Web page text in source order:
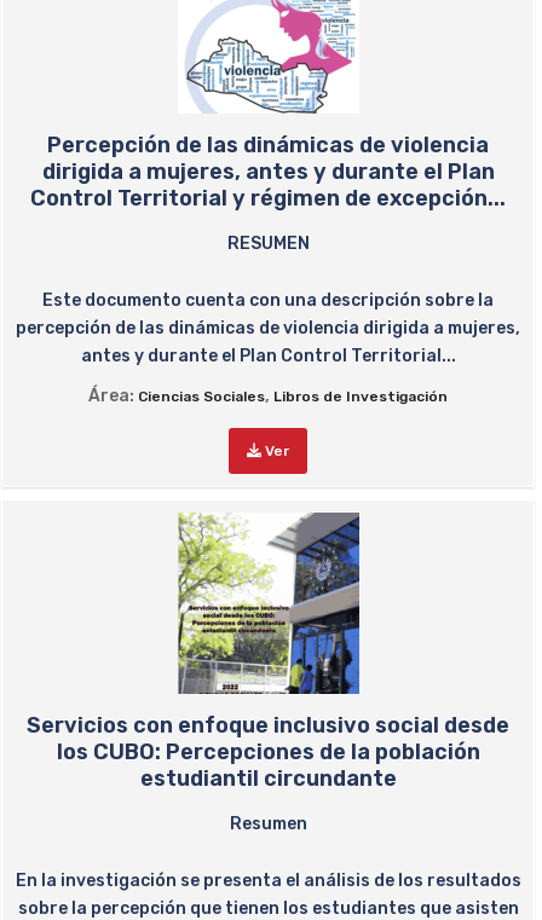
Percepción de las dinámicas de violencia
dirigida a mujeres, antes y durante el Plan
Control Territorial y régimen de excepción...
RESUMEN
Este documento cuenta con una descripción sobre la
percepción de las dinámicas de violencia dirigida a mujeres,
antes y durante el Plan Control Territorial...
Área: Ciencias Sociales, Libros de Investigación
Ver
Servicios con enfoque inclusivo social desde
los CUBO: Percepciones de la población
estudiantil circundante
Resumen
En la investigación se presenta el análisis de los resultados
sobre la percepción que tienen los estudiantes que asisten